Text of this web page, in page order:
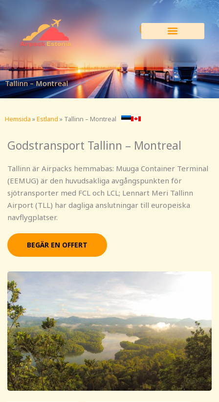
innehåll
Tallinn – Montreal
Hemsida »Estland » Tallinn – Montreal
Godstransport Tallinn – Montreal
Tallinn är Airpacks hemmabas: Muuga Container Terminal
(EEMUG) är den huvudsakliga avgångspunkten för
sjötransporter med FCL och LCL; Lennart Meri Tallinn
Airport (TLL) har dagliga anslutningar till europeiska
navflygplatser.
BEGÄR EN OFFERT